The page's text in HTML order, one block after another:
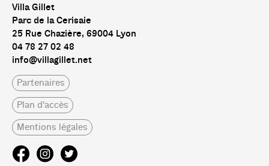
Villa Gillet
Parc de la Cerisaie
25 Rue Chazière, 69004 Lyon
04 78 27 02 48
info@villagillet.net
Partenaires
Plan d'accès
Mentions légales